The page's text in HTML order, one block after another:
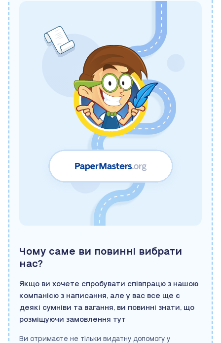
Чому саме ви повинні вибрати
нас?
Якщо ви хочете спробувати співпрацю з нашою
компанією з написання, але у вас все ще є
деякі сумніви та вагання, ви повинні знати, що
розміщуючи замовлення тут
Ви отримаєте не тільки видатну допомогу у